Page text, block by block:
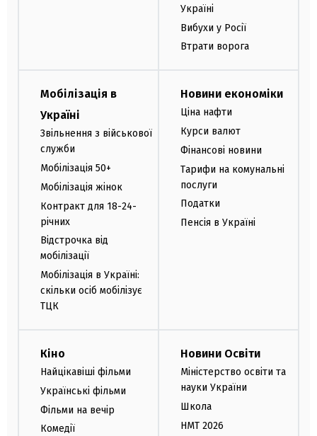
Україні
Вибухи у Росії
Втрати ворога
Мобілізація в
Україні
Звільнення з військової
служби
Мобілізація 50+
Мобілізація жінок
Контракт для 18-24-
річних
Відстрочка від
мобілізації
Мобілізація в Україні:
скільки осіб мобілізує
ТЦК
Новини економіки
Ціна нафти
Курси валют
Фінансові новини
Тарифи на комунальні
послуги
Податки
Пенсія в Україні
Кіно
Найцікавіші фільми
Українські фільми
Фільми на вечір
Комедії
Новини Освіти
Міністерство освіти та
науки України
Школа
НМТ 2026